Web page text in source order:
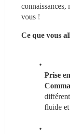
vous !
Ce que vous
Prise
fluide